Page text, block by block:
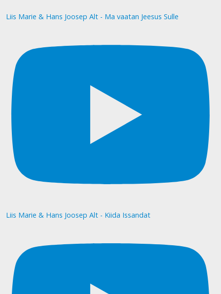
Liis Marie & Hans Joosep Alt - Ma vaatan Jeesus Sulle
Liis Marie & Hans Joosep Alt - Kiida Issandat